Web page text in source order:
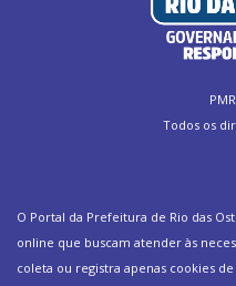
Todos os
O Portal da Prefeitura de Rio das
online que buscam atender às
coleta ou registra apenas cookies